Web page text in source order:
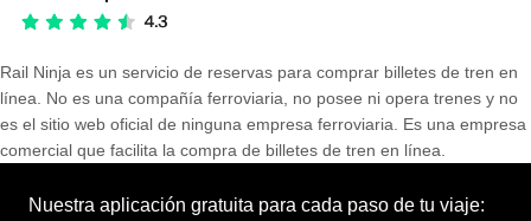
Rail Ninja es un servicio de reservas para comprar billetes de tren en
línea. No es una compañía ferroviaria, no posee ni opera trenes y no
es el sitio web oficial de ninguna empresa ferroviaria. Es una empresa
comercial que facilita la compra de billetes de tren en línea.
Nuestra aplicación gratuita para cada paso de tu viaje: